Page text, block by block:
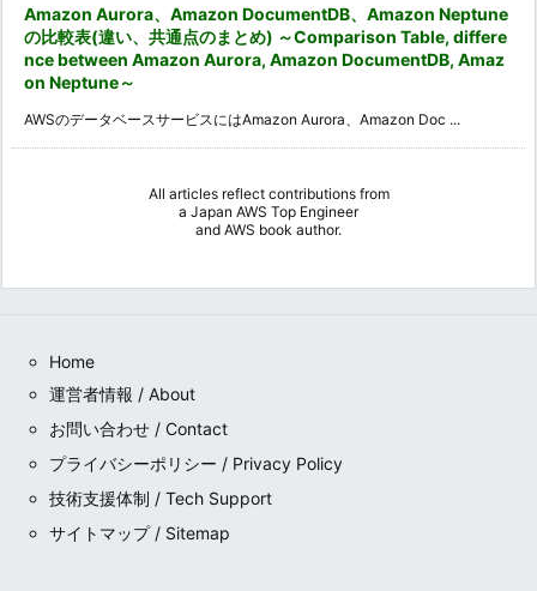
Amazon Aurora、Amazon DocumentDB、Amazon Neptune
の比較表(違い、共通点のまとめ) ～Comparison Table, differe
nce between Amazon Aurora, Amazon DocumentDB, Amaz
on Neptune～
AWSのデータベースサービスにはAmazon Aurora、Amazon Doc ...
All articles reflect contributions from
a Japan AWS Top Engineer
and AWS book author.
Home
運営者情報 / About
お問い合わせ / Contact
プライバシーポリシー / Privacy Policy
技術支援体制 / Tech Support
サイトマップ / Sitemap